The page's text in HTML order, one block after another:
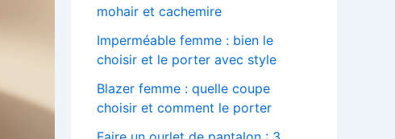
mohair et cachemire
Imperméable femme : bien le
choisir et le porter avec style
Blazer femme : quelle coupe
choisir et comment le porter